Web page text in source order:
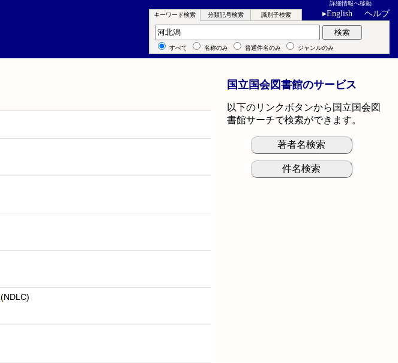
詳細情報へ移動
▸English ヘルプ
キーワード検索 分類記号検索 識別子検索
キーワード検索 検索
すべて 名称のみ 普通件名のみ ジャンルのみ
(NDLC)
国立国会図書館のサービス
以下のリンクボタンから国立国会図
書館サーチで検索ができます。
著者名検索
件名検索